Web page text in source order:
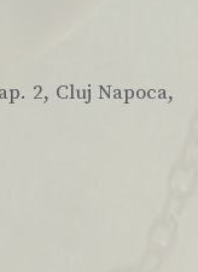
2, Cluj Napoca,